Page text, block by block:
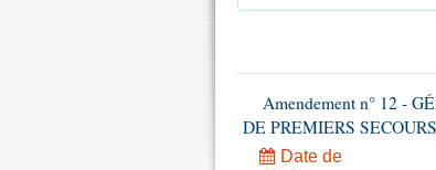
Amendement n° 12 -
DE PREMIERS
Date de